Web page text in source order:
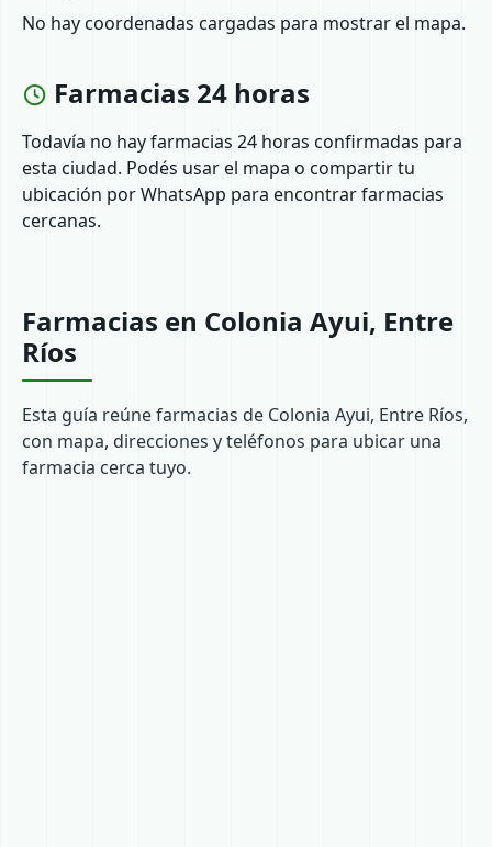
No hay coordenadas cargadas para mostrar el mapa.
Farmacias 24 horas
Todavía no hay farmacias 24 horas confirmadas para
esta ciudad. Podés usar el mapa o compartir tu
ubicación por WhatsApp para encontrar farmacias
cercanas.
Farmacias en Colonia Ayui, Entre
Ríos
Esta guía reúne farmacias de Colonia Ayui, Entre Ríos,
con mapa, direcciones y teléfonos para ubicar una
farmacia cerca tuyo.